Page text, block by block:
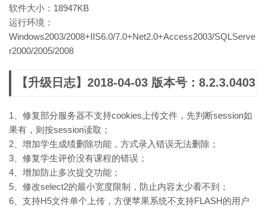
软件大小：18947KB
运行环境：
Windows2003/2008+IIS6.0/7.0+Net2.0+Access2003/SQLServe
r2000/2005/2008
【升级日志】2018-04-03 版本号：8.2.3.0403
1、修复部分服务器不支持cookies上传文件，先判断session如
果有，则按session读取；
2、增加学生成绩删除功能，方式录入错误无法删除；
3、修复学生评价没有课程的错误；
4、增加防止多次提交功能；
5、修改select2的最小宽度限制，防止内容太少看不到；
6、支持H5文件单个上传，方便苹果系统不支持FLASH的用户